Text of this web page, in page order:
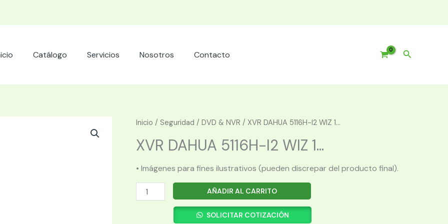
Catálogo Servicios Nosotros Contacto Buscar
Inicio / Seguridad / DVD & NVR / XVR DAHUA 5116H-I2 WIZ 1...
XVR DAHUA 5116H-I2 WIZ 1...
• Imágenes para fines ilustrativos (pueden discrepar del producto final).
XVR
DAHUA
AÑADIR AL CARRITO
SOLICITAR COTIZACIÓN